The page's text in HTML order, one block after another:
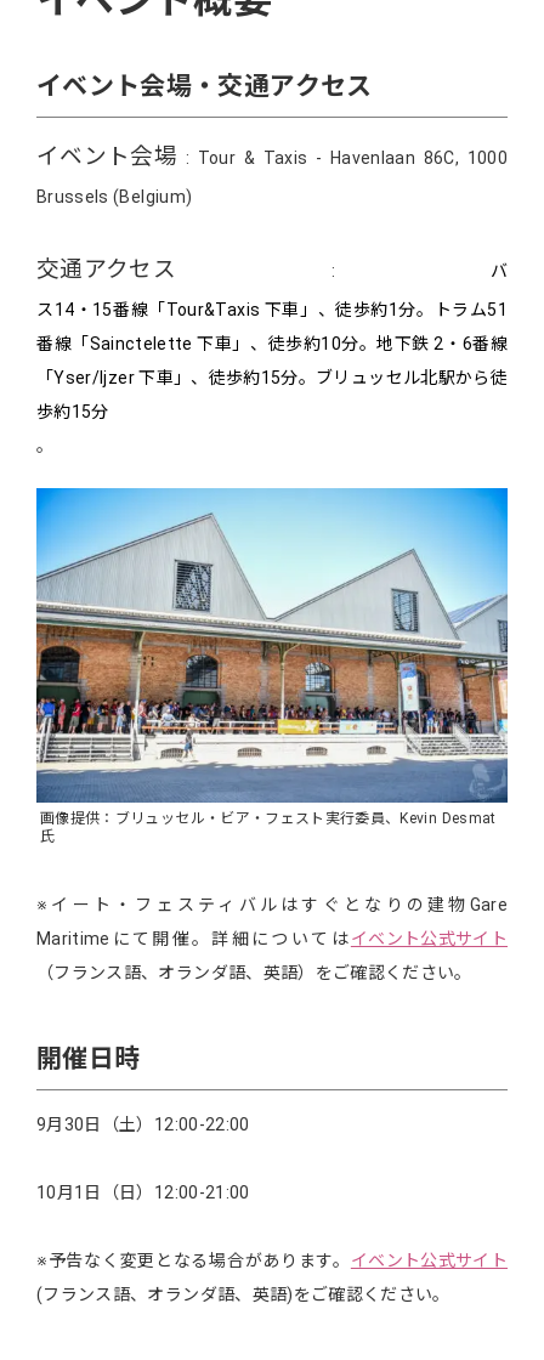
イベント会場・交通アクセス
イベント会場 : Tour & Taxis ‐ Havenlaan 86C, 1000
Brussels (Belgium)
交通アクセス : バ
ス14・15番線「Tour&Taxis 下車」、徒歩約1分。トラム51
番線「Sainctelette 下車」、徒歩約10分。地下鉄 2・6番線
「Yser/Ijzer 下車」、徒歩約15分。ブリュッセル北駅から徒
歩約15分
。
画像提供：ブリュッセル・ビア・フェスト実行委員、Kevin Desmat
氏
※イート・フェスティバルはすぐとなりの建物Gare
Maritimeにて開催。詳細についてはイベント公式サイト
（フランス語、オランダ語、英語）をご確認ください。
開催日時
9月30日（土）12:00-22:00
10月1日（日）12:00-21:00
※予告なく変更となる場合があります。 イベント公式サイト
(フランス語、オランダ語、英語)をご確認ください。